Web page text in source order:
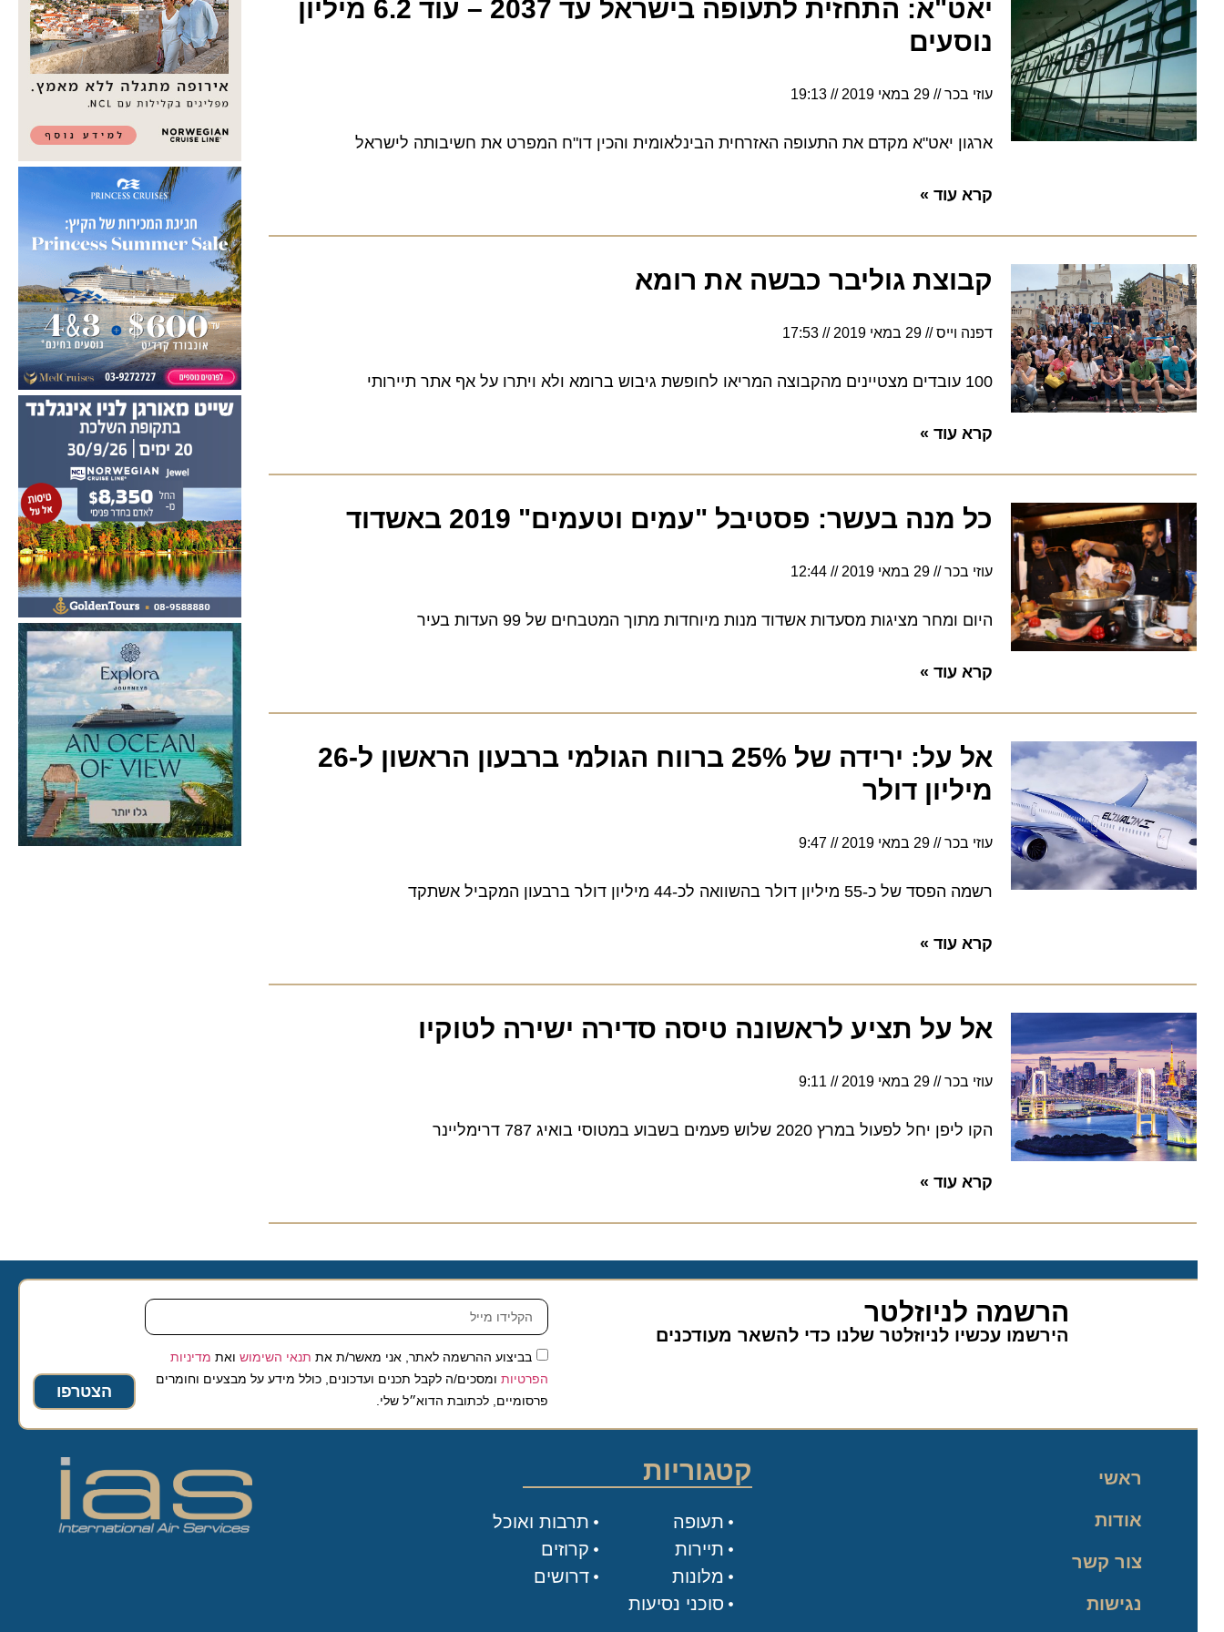
יאט"א: התחזית לתעופה בישראל עד 2037 – עוד 6.2 מיליון
נוסעים
עוזי בכר 29 במאי 2019 19:13
ארגון יאט"א מקדם את התעופה האזרחית הבינלאומית והכין דו"ח המפרט את חשיבותה לישראל
קרא עוד »
קבוצת גוליבר כבשה את רומא
דפנה וייס 29 במאי 2019 17:53
100 עובדים מצטיינים מהקבוצה המריאו לחופשת גיבוש ברומא ולא ויתרו על אף אתר תיירותי
קרא עוד »
כל מנה בעשר: פסטיבל "עמים וטעמים" 2019 באשדוד
עוזי בכר 29 במאי 2019 12:44
היום ומחר מציגות מסעדות אשדוד מנות מיוחדות מתוך המטבחים של 99 העדות בעיר
קרא עוד »
אל על: ירידה של 25% ברווח הגולמי ברבעון הראשון ל-26
מיליון דולר
עוזי בכר 29 במאי 2019 9:47
רשמה הפסד של כ-55 מיליון דולר בהשוואה לכ-44 מיליון דולר ברבעון המקביל אשתקד
קרא עוד »
אל על תציע לראשונה טיסה סדירה ישירה לטוקיו
עוזי בכר 29 במאי 2019 9:11
הקו ליפן יחל לפעול במרץ 2020 שלוש פעמים בשבוע במטוסי בואיג 787 דרימליינר
קרא עוד »
הרשמה לניוזלטר
הירשמו עכשיו לניוזלטר שלנו כדי להשאר מעודכנים
בביצוע ההרשמה לאתר, אני מאשר/ת אתתנאי השימושואת מדיניות
הפרטיותומסכים/ה לקבל תכנים ועדכונים, כולל מידע על מבצעים וחומרים
פרסומיים, לכתובת הדוא״ל שלי.
הצטרפו
ראשי
אודות
צור קשר
נגישות
קטגוריות
תעופה
תיירות
מלונות
סוכני נסיעות
תרבות ואוכל
קרוזים
דרושים